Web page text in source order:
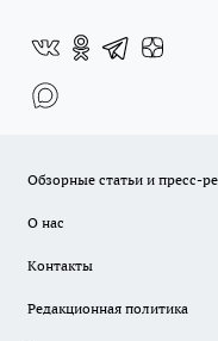
Обзорные статьи и пресс-
О нас
Контакты
Редакционная политика